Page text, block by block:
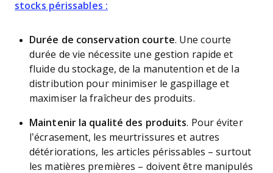
stocks périssables :
Durée de conservation courte. Une courte
durée de vie nécessite une gestion rapide et
fluide du stockage, de la manutention et de la
distribution pour minimiser le gaspillage et
maximiser la fraîcheur des produits.
Maintenir la qualité des produits. Pour éviter
l’écrasement, les meurtrissures et autres
détériorations, les articles périssables – surtout
les matières premières – doivent être manipulés